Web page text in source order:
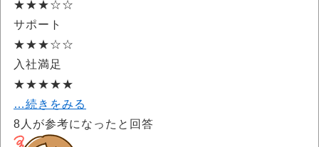
★★★☆☆
サポート
★★★☆☆
入社満足
★★★★★
…続きをみる
8 人が参考になったと回答